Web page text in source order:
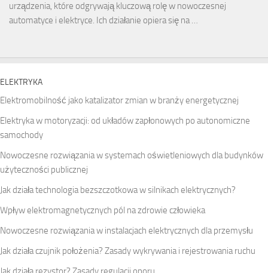
urządzenia, które odgrywają kluczową rolę w nowoczesnej
automatyce i elektryce. Ich działanie opiera się na …
ELEKTRYKA
Elektromobilność jako katalizator zmian w branży energetycznej
Elektryka w motoryzacji: od układów zapłonowych po autonomiczne
samochody
Nowoczesne rozwiązania w systemach oświetleniowych dla budynków
użyteczności publicznej
Jak działa technologia bezszczotkowa w silnikach elektrycznych?
Wpływ elektromagnetycznych pól na zdrowie człowieka
Nowoczesne rozwiązania w instalacjach elektrycznych dla przemysłu
Jak działa czujnik położenia? Zasady wykrywania i rejestrowania ruchu